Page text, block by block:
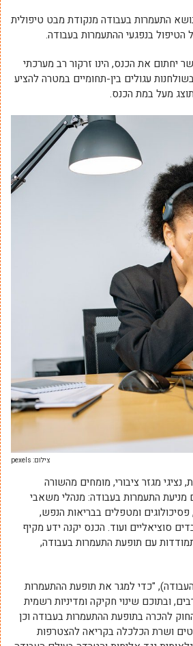
התעמרות בעבודה מנקודת מבט טיפולית
הטיפול בנפגעי ההתעמרות בעבודה.
יחתום את הכנס, הינו זרקור רב מערכתי
בשולחנות עגולים בין-תחומיים במטרה להציע
מעל במת הכנס.
צילום: pexels
מגזר ציבורי, מומחים מהשורה
התעמרות בעבודה: מנהלי משאבי
ומטפלים בבריאות הנפש,
סוציאליים ועוד. הכנס יקנה ידע מקיף
עם תופעת התעמרות בעבודה,
"כדי למגר את תופעת ההתעמרות
ובתוכם שינוי חקיקה ומדיניות רשמית
להכרה בתופעת ההתעמרות בעבודה וכן
ושרת הכלכלה בקריאה להצטרפות